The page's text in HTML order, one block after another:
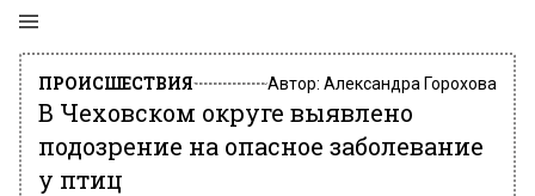
ПРОИСШЕСТВИЯ Автор: Александра Горохова
В Чеховском округе выявлено
подозрение на опасное заболевание
у птиц